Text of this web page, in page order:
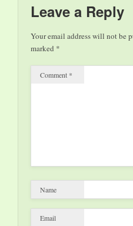
Leave a Reply
Your email address will not be
marked *
Comment *
Name
Email